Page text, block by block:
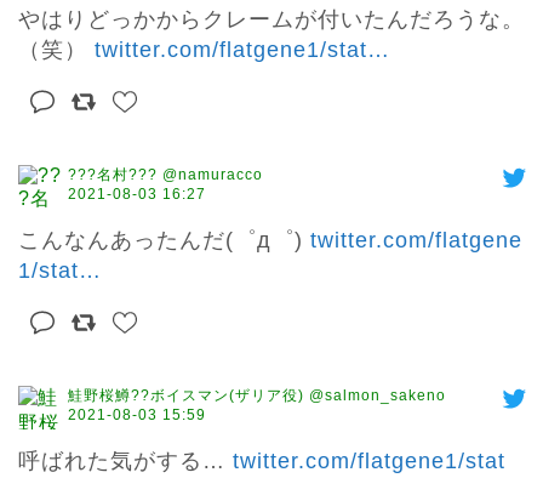
やはりどっかからクレームが付いたんだろうな。
（笑） twitter.com/flatgene1/stat…
???名村??? @namuracco
2021-08-03 16:27
こんなんあったんだ(゜д゜) twitter.com/flatgene
1/stat…
鮭野桜鱒??ボイスマン(ザリア役) @salmon_sakeno
2021-08-03 15:59
呼ばれた気がする… twitter.com/flatgene1/stat